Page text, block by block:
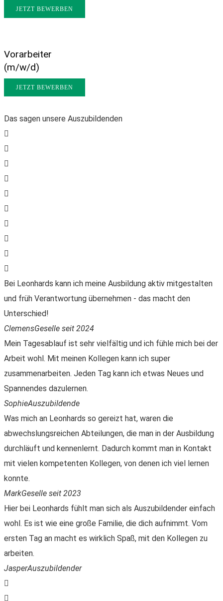
JETZT BEWERBEN
Vorarbeiter
(m/w/d)
JETZT BEWERBEN
Das sagen unsere Auszubildenden
Bei Leonhards kann ich meine Ausbildung aktiv mitgestalten
und früh Verantwortung übernehmen - das macht den
Unterschied!
ClemensGeselle seit 2024
Mein Tagesablauf ist sehr vielfältig und ich fühle mich bei der
Arbeit wohl. Mit meinen Kollegen kann ich super
zusammenarbeiten. Jeden Tag kann ich etwas Neues und
Spannendes dazulernen.
SophieAuszubildende
Was mich an Leonhards so gereizt hat, waren die
abwechslungsreichen Abteilungen, die man in der Ausbildung
durchläuft und kennenlernt. Dadurch kommt man in Kontakt
mit vielen kompetenten Kollegen, von denen ich viel lernen
konnte.
MarkGeselle seit 2023
Hier bei Leonhards fühlt man sich als Auszubildender einfach
wohl. Es ist wie eine große Familie, die dich aufnimmt. Vom
ersten Tag an macht es wirklich Spaß, mit den Kollegen zu
arbeiten.
JasperAuszubildender